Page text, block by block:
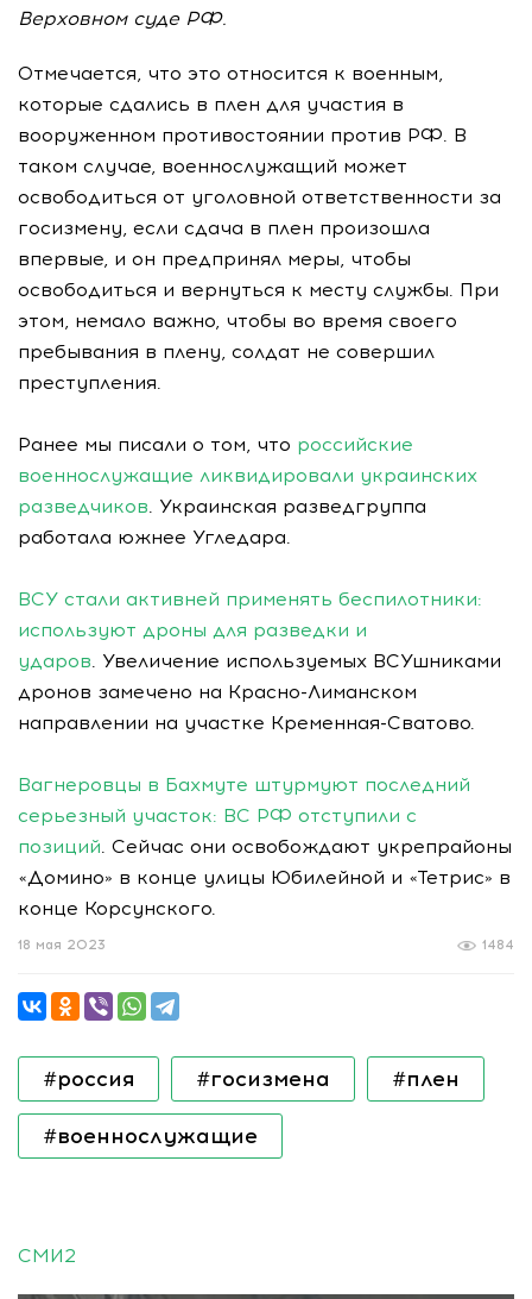
Верховном суде РФ.
Отмечается, что это относится к военным,
которые сдались в плен для участия в
вооруженном противостоянии против РФ. В
таком случае, военнослужащий может
освободиться от уголовной ответственности за
госизмену, если сдача в плен произошла
впервые, и он предпринял меры, чтобы
освободиться и вернуться к месту службы. При
этом, немало важно, чтобы во время своего
пребывания в плену, солдат не совершил
преступления.
Ранее мы писали о том, что российские
военнослужащие ликвидировали украинских
разведчиков. Украинская разведгруппа
работала южнее Угледара.
ВСУ стали активней применять беспилотники:
используют дроны для разведки и
ударов. Увеличение используемых ВСУшниками
дронов замечено на Красно-Лиманском
направлении на участке Кременная-Сватово.
Вагнеровцы в Бахмуте штурмуют последний
серьезный участок: ВС РФ отступили с
позиций. Сейчас они освобождают укрепрайоны
«Домино» в конце улицы Юбилейной и «Тетрис» в
конце Корсунского.
1484
18 мая 2023
#россия #госизмена #плен
#военнослужащие
СМИ2